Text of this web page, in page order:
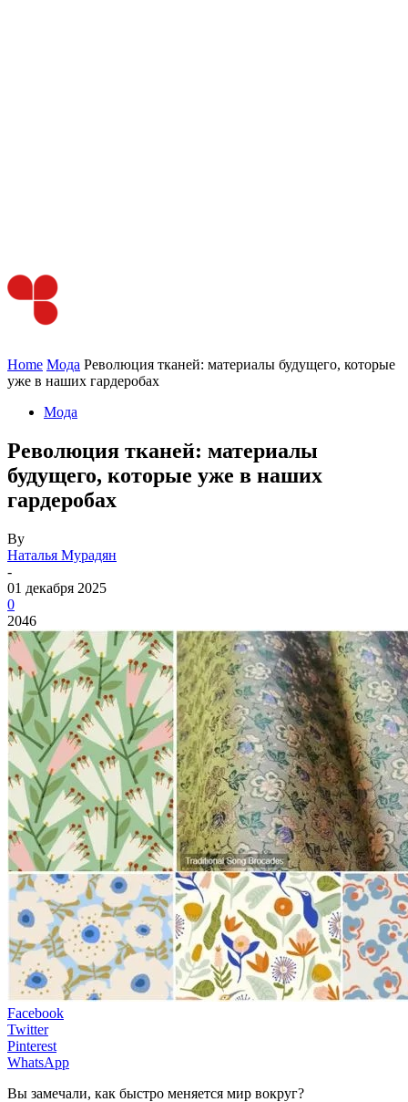
Home Мода Революция тканей: материалы будущего, которые
уже в наших гардеробах
Мода
Революция тканей: материалы
будущего, которые уже в наших
гардеробах
By
Наталья Мурадян
-
01 декабря 2025
0
2046
Facebook
Twitter
Pinterest
WhatsApp
Вы замечали, как быстро меняется мир вокруг?